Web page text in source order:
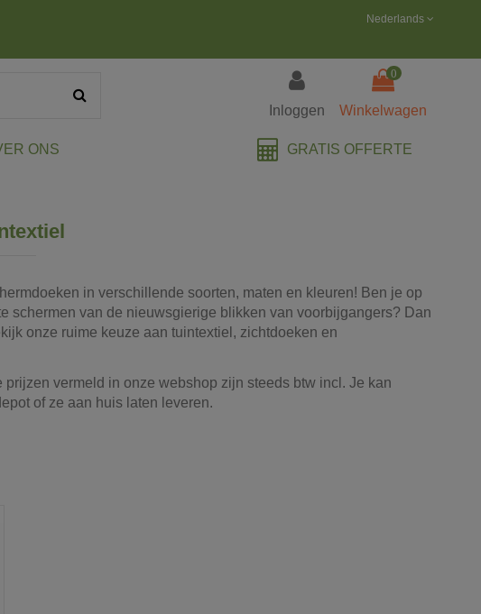
Nederlands
Inloggen
0
Winkelwagen
ONS GRATIS OFFERTE
in verschillende soorten, maten en kleuren! Ben je op
schermen van de nieuwsgierige blikken van voorbijgangers? Dan
onze ruime keuze aan tuintextiel, zichtdoeken en
vermeld in onze webshop zijn steeds btw incl. Je kan
of ze aan huis laten leveren.